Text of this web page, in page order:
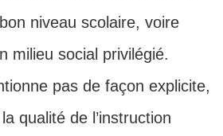
niveau scolaire, voire
milieu social privilégié.
pas de façon explicite,
qualité de l’instruction